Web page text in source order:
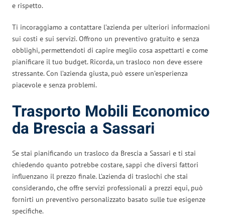
e rispetto.
Ti incoraggiamo a contattare l’azienda per ulteriori informazioni
sui costi e sui servizi. Offrono un preventivo gratuito e senza
obblighi, permettendoti di capire meglio cosa aspettarti e come
pianificare il tuo budget. Ricorda, un trasloco non deve essere
stressante. Con l’azienda giusta, può essere un’esperienza
piacevole e senza problemi.
Trasporto Mobili Economico
da Brescia a Sassari
Se stai pianificando un trasloco da Brescia a Sassari e ti stai
chiedendo quanto potrebbe costare, sappi che diversi fattori
influenzano il prezzo finale. L’azienda di traslochi che stai
considerando, che offre servizi professionali a prezzi equi, può
fornirti un preventivo personalizzato basato sulle tue esigenze
specifiche.